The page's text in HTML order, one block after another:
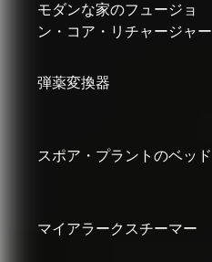
モダンな家のフュージョ
ン・コア・リチャージャー
弾薬変換器
スポア・プラントのベッド
マイアラークスチーマー